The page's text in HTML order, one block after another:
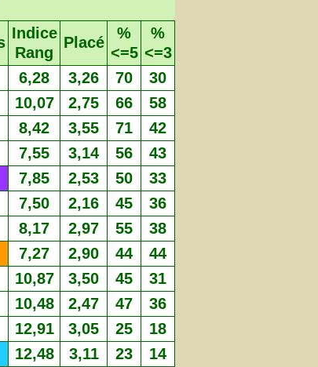
Indice
Rang
Placé
%
<=5
%
<=3
6,28 3,26 70 30
10,07 2,75 66 58
8,42 3,55 71 42
7,55 3,14 56 43
7,85 2,53 50 33
7,50 2,16 45 36
8,17 2,97 55 38
7,27 2,90 44 44
10,87 3,50 45 31
10,48 2,47 47 36
12,91 3,05 25 18
12,48 3,11 23 14